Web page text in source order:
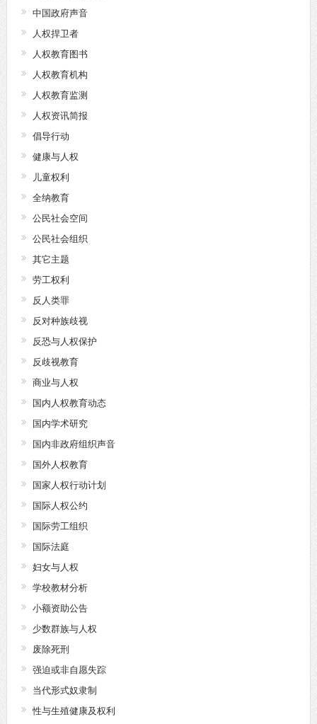
中国政府声音
人权捍卫者
人权教育图书
人权教育机构
人权教育监测
人权资讯简报
倡导行动
健康与人权
儿童权利
全纳教育
公民社会空间
公民社会组织
其它主题
劳工权利
反人类罪
反对种族歧视
反恐与人权保护
反歧视教育
商业与人权
国内人权教育动态
国内学术研究
国内非政府组织声音
国外人权教育
国家人权行动计划
国际人权公约
国际劳工组织
国际法庭
妇女与人权
学校教材分析
小额资助公告
少数群族与人权
废除死刑
强迫或非自愿失踪
当代形式奴隶制
性与生殖健康及权利